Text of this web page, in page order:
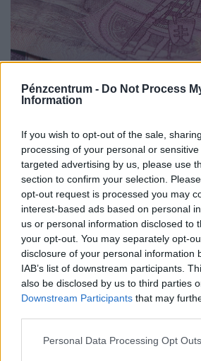
Pénzcentrum - Do Not Process
Information
If you wish to opt-out of the sale,
processing of your personal or
targeted advertising by us, please use
section to confirm your selection.
opt-out request is processed you may
interest-based ads based on personal
us or personal information disclosed to
your opt-out. You may separately opt-
disclosure of your personal information
IAB’s list of downstream participants.
also be disclosed by us to third parties
Downstream Participants that may
Personal Data Processing Opt Outs
tudsz a magyar
évfordulója alkalmából a jelenleg
magyar forint kapcsán teszünk fel
kérdéseket.
Kvíz: Hallottad már ezeket a